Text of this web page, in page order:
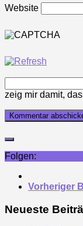
Website
zeig mir damit,
Folgen:
Vorheriger
Neueste